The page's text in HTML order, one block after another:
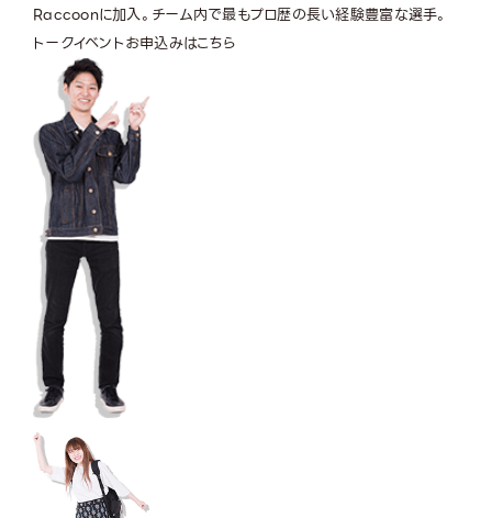
Raccoonに加入。チーム内で最もプロ歴の長い経験豊富な選手。
トークイベントお申込みはこちら